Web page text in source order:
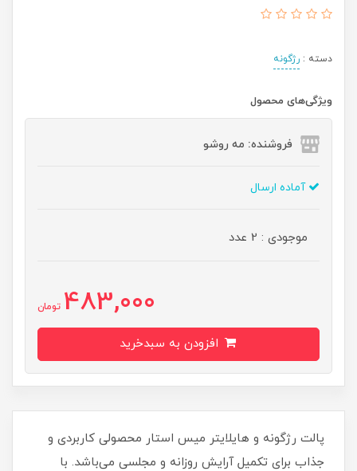
دسته : رژگونه
ویژگی‌های محصول
فروشنده: مه رو‌شو
آماده ارسال
موجودی : 2 عدد
483,000 تومان
پالت رژگونه و هایلایتر میس استار محصولی کاربردی و
جذاب برای تکمیل آرایش روزانه و مجلسی می‌باشد. با